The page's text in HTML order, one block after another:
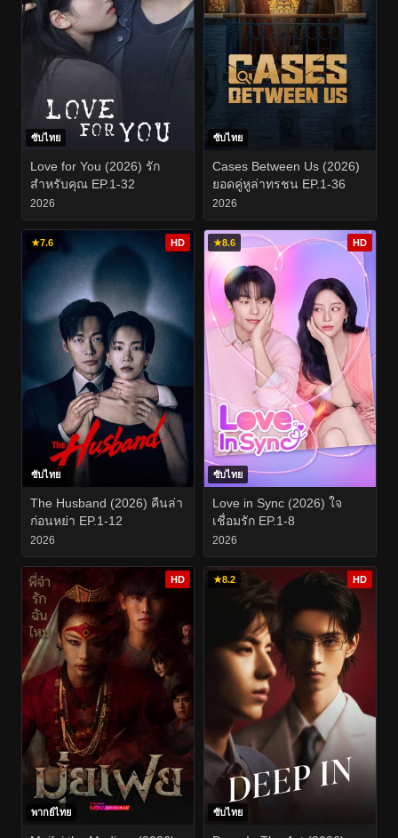
ซับไทย
Love for You (2026) รัก
สำหรับคุณ EP.1-32
2026
ซับไทย
Cases Between Us (2026)
ยอดคู่หูล่าทรชน EP.1-36
2026
★7.6 HD
ซับไทย
The Husband (2026) คืนล่า
ก่อนหย่า EP.1-12
2026
★8.6 HD
ซับไทย
Love in Sync (2026) ใจ
เชื่อมรัก EP.1-8
2026
HD
พากย์ไทย
★8.2 HD
ซับไทย